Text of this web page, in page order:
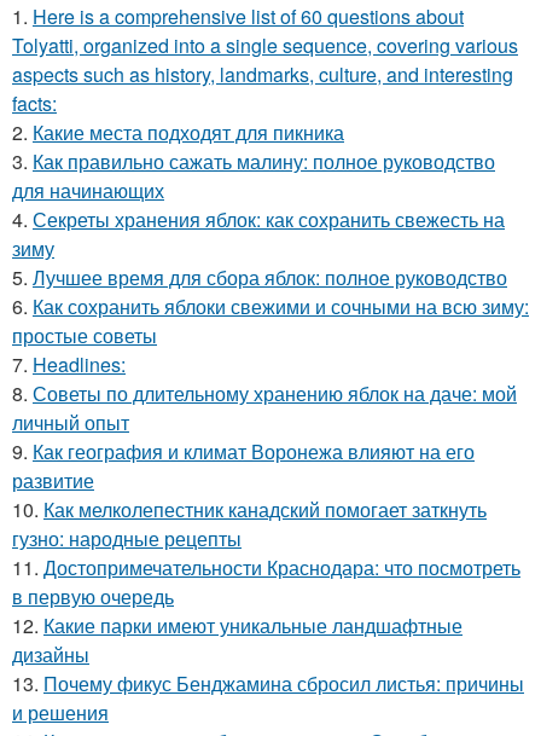
1. Here is a comprehensive list of 60 questions about
Tolyatti, organized into a single sequence, covering various
aspects such as history, landmarks, culture, and interesting
facts:
2. Какие места подходят для пикника
3. Как правильно сажать малину: полное руководство
для начинающих
4. Секреты хранения яблок: как сохранить свежесть на
зиму
5. Лучшее время для сбора яблок: полное руководство
6. Как сохранить яблоки свежими и сочными на всю зиму:
простые советы
7. Headlines:
8. Советы по длительному хранению яблок на даче: мой
личный опыт
9. Как география и климат Воронежа влияют на его
развитие
10. Как мелколепестник канадский помогает заткнуть
гузно: народные рецепты
11. Достопримечательности Краснодара: что посмотреть
в первую очередь
12. Какие парки имеют уникальные ландшафтные
дизайны
13. Почему фикус Бенджамина сбросил листья: причины
и решения